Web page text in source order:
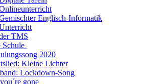
Englisch-Informatik
TMS
Schule
2020
Kleine Lichter
Lockdown-Song
gone